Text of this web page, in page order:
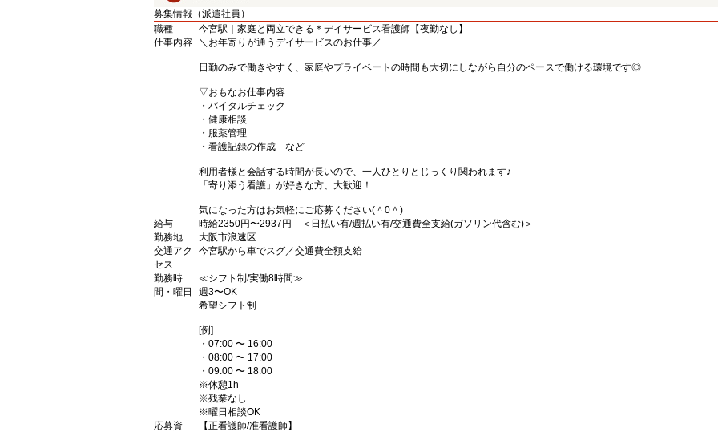
募集情報（派遣社員）
職種
今宮駅｜家庭と両立できる＊デイサービス看護師【夜勤なし】
仕事内容
＼お年寄りが通うデイサービスのお仕事／
日勤のみで働きやすく、家庭やプライベートの時間も大切にしながら自分のペースで働ける環境です◎
▽おもなお仕事内容
・バイタルチェック
・健康相談
・服薬管理
・看護記録の作成 など
利用者様と会話する時間が長いので、一人ひとりとじっくり関われます♪
「寄り添う看護」が好きな方、大歓迎！
気になった方はお気軽にご応募ください(＾0＾)
給与
時給2350円〜2937円 ＜日払い有/週払い有/交通費全支給(ガソリン代含む)＞
勤務地
大阪市浪速区
交通アク
セス
今宮駅から車でスグ／交通費全額支給
勤務時
間・曜日
≪シフト制/実働8時間≫
週3〜OK
希望シフト制
[例]
・07:00 〜 16:00
・08:00 〜 17:00
・09:00 〜 18:00
※休憩1h
※残業なし
※曜日相談OK
応募資
【正看護師/准看護師】